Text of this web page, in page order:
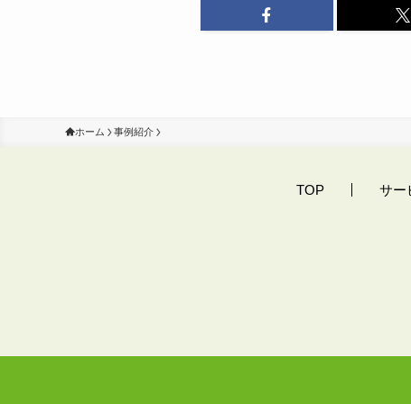
ホーム 事例紹介
TOP サー